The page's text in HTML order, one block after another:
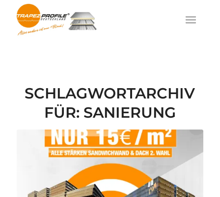
SCHLAGWORTARCHIV
FÜR: SANIERUNG